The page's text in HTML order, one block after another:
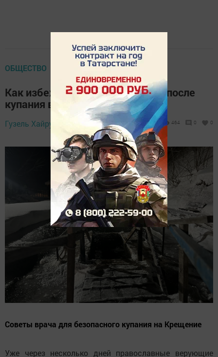
ОБЩЕСТВО
Как избежать переохлаждения после
купания в проруби
Гузель Хайруллина,
15 января 2026 -
09:45
464 0 0
Советы врача для безопасного купания на Крещение
Уже через несколько дней православные верующие